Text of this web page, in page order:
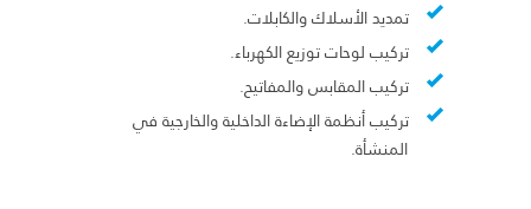
تمديد الأسلاك والكابلات.
تركيب لوحات توزيع الكهرباء.
تركيب المقابس والمفاتيح.
تركيب أنظمة الإضاءة الداخلية والخارجية في
المنشأة.